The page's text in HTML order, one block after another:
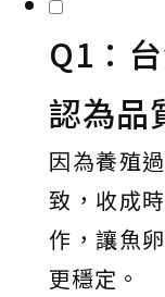
Q1：
認為品
因為養殖
致，收成
作，讓魚
更穩定。